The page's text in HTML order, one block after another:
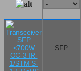
SFP